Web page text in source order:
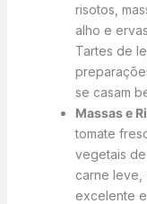
risotos,
alho e
Tartes de
se casam
Massas e
tomate
vegetais
carne leve,
excelente